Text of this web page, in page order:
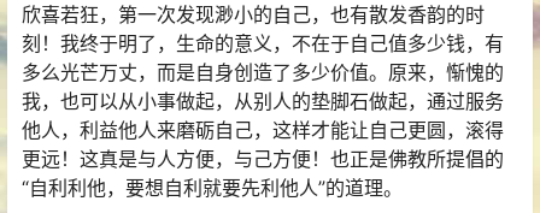
欣喜若狂，第一次发现渺小的自己，也有散发香韵的时
刻！我终于明了，生命的意义，不在于自己值多少钱，有
多么光芒万丈，而是自身创造了多少价值。原来，惭愧的
我，也可以从小事做起，从别人的垫脚石做起，通过服务
他人，利益他人来磨砺自己，这样才能让自己更圆，滚得
更远！这真是与人方便，与己方便！也正是佛教所提倡的
“自利利他，要想自利就要先利他人”的道理。